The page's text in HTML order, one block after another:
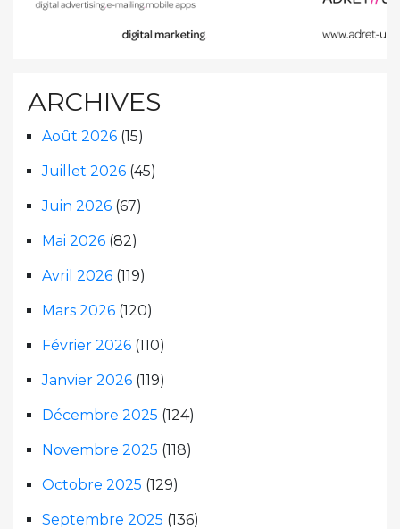
ARCHIVES
Août 2026 (15)
Juillet 2026 (45)
Juin 2026 (67)
Mai 2026 (82)
Avril 2026 (119)
Mars 2026 (120)
Février 2026 (110)
Janvier 2026 (119)
Décembre 2025 (124)
Novembre 2025 (118)
Octobre 2025 (129)
Septembre 2025 (136)